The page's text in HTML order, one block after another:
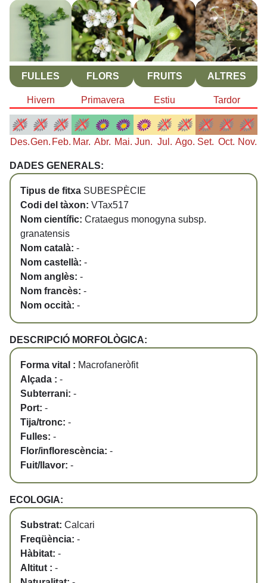
FULLES FLORS FRUITS ALTRES
Hivern Primavera Estiu Tardor
Des.Gen. Feb. Mar. Abr. Mai. Jun. Jul. Ago. Set. Oct. Nov.
DADES GENERALS:
Tipus de fitxa SUBESPÈCIE
Codi del tàxon: VTax517
Nom científic: Crataegus monogyna subsp.
granatensis
Nom català: -
Nom castellà: -
Nom anglès: -
Nom francès: -
Nom occità: -
DESCRIPCIÓ MORFOLÒGICA:
Forma vital : Macrofaneròfit
Alçada : -
Subterrani: -
Port: -
Tija/tronc: -
Fulles: -
Flor/inflorescència: -
Fuit/llavor: -
ECOLOGIA:
Substrat: Calcari
Freqüència: -
Hàbitat: -
Altitut : -